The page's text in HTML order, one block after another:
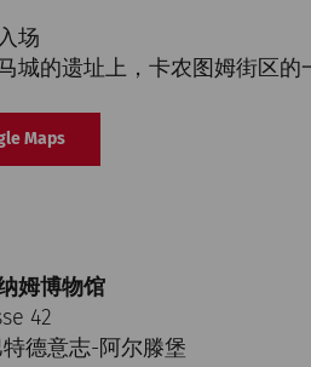
场
城的遗址上，卡农图姆街区的
Maps
姆博物馆
42
特德意志-阿尔滕堡